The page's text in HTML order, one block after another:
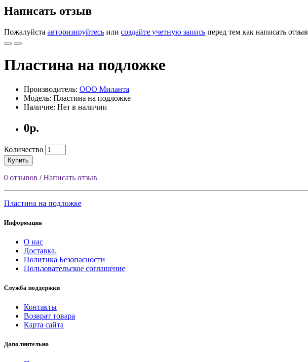
Написать отзыв
Пожалуйста авторизируйтесь или создайте учетную запись перед тем как написать отзыв
Пластина на подложке
Производитель: ООО Миланта
Модель: Пластина на подложке
Наличие: Нет в наличии
0р.
Количество
Купить
0 отзывов /Написать отзыв
Пластина на подложке
Информация
О нас
Доставка.
Политика Безопасности
Пользовательское соглашение
Служба поддержки
Контакты
Возврат товара
Карта сайта
Дополнительно